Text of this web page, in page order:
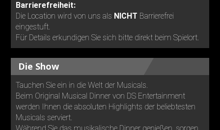
Barrierefreiheit:
Die Location wird von uns als NICHT Barrierefrei
eingestuft.
Für Details erkundigen Sie sich bitte direkt beim Spielort.
Die Show
Tauchen Sie ein in die Welt der Musicals.
Beim Original Musical Dinner von DS Entertainment
werden Ihnen die absoluten Highlights der beliebtesten
Musicals serviert.